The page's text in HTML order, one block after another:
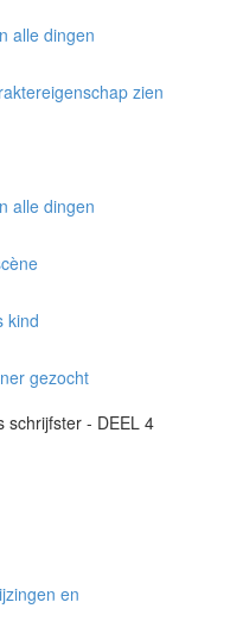
alle dingen
zien
alle dingen
kind
gezocht
schrijfster - DEEL 4
en